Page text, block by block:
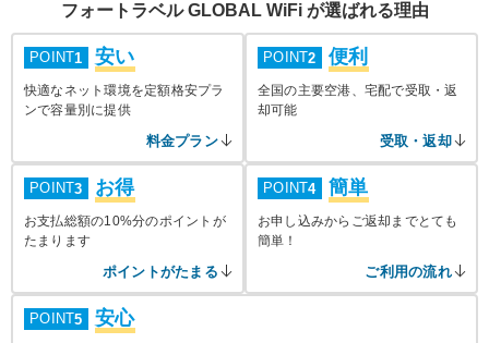
フォートラベル GLOBAL WiFi が選ばれる理由
POINT1 安い
快適なネット環境を定額格安プラ
ンで容量別に提供
料金プラン
POINT2 便利
全国の主要空港、宅配で受取・返
却可能
受取・返却
POINT3 お得
お支払総額の10%分のポイントが
たまります
ポイントがたまる
POINT4 簡単
お申し込みからご返却までとても
簡単！
ご利用の流れ
POINT5 安心